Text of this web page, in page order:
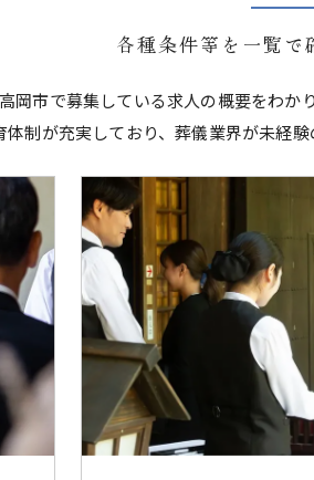
各種条件等を一覧で
岡市で募集している求人の概要をわか
体制が充実しており、葬儀業界が未経